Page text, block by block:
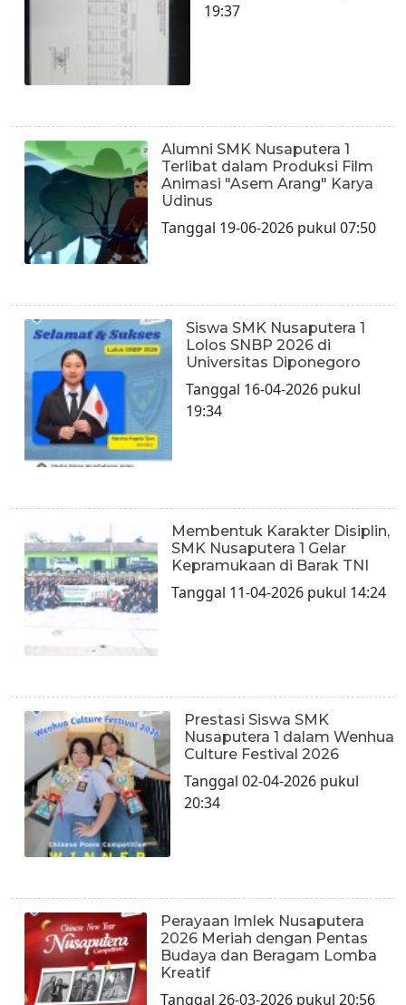
19:37
Alumni SMK Nusaputera 1
Terlibat dalam Produksi Film
Animasi "Asem Arang" Karya
Udinus
Tanggal 19-06-2026 pukul 07:50
Siswa SMK Nusaputera 1
Lolos SNBP 2026 di
Universitas Diponegoro
Tanggal 16-04-2026 pukul
19:34
Membentuk Karakter Disiplin,
SMK Nusaputera 1 Gelar
Kepramukaan di Barak TNI
Tanggal 11-04-2026 pukul 14:24
Prestasi Siswa SMK
Nusaputera 1 dalam Wenhua
Culture Festival 2026
Tanggal 02-04-2026 pukul
20:34
Perayaan Imlek Nusaputera
2026 Meriah dengan Pentas
Budaya dan Beragam Lomba
Kreatif
Tanggal 26-03-2026 pukul 20:56